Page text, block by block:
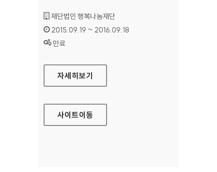
기관명 :
재단법인 행복나눔재단
인증기간 :
2015.09.19 ~ 2016.09.18
상태 :
만료
행복나눔재단
자세히보기
사이트이동